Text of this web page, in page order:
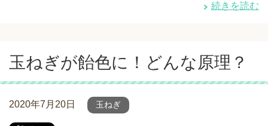
続きを読む
玉ねぎが飴色に！どんな原理？
2020年7月20日 玉ねぎ